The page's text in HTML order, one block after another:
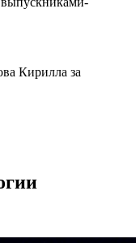
Кирилла за